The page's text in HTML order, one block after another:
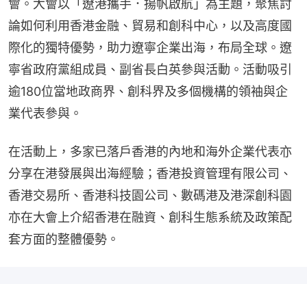
會。大會以「遼港攜手．揚帆啟航」為主題，聚焦討
論如何利用香港金融、貿易和創科中心，以及高度國
際化的獨特優勢，助力遼寧企業出海，布局全球。遼
寧省政府黨組成員、副省長白英參與活動。活動吸引
逾180位當地政商界、創科界及多個機構的領袖與企
業代表參與。
在活動上，多家已落戶香港的內地和海外企業代表亦
分享在港發展與出海經驗；香港投資管理有限公司、
香港交易所、香港科技園公司、數碼港及港深創科園
亦在大會上介紹香港在融資、創科生態系統及政策配
套方面的整體優勢。